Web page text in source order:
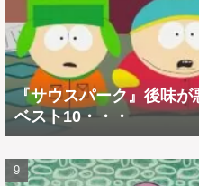
『サウスパーク』後味が
ベスト10・・・